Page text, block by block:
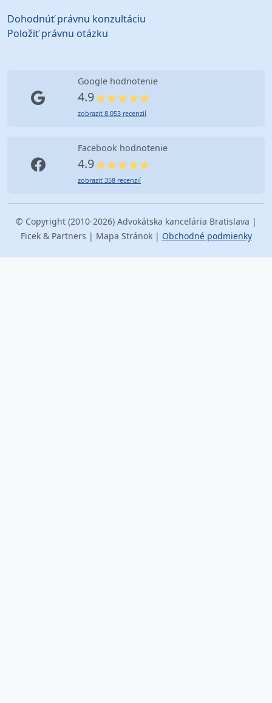
Dohodnúť právnu konzultáciu
Položiť právnu otázku
Google hodnotenie
4.9
zobraziť 8.053 recenzií
Facebook hodnotenie
4.9
zobraziť 358 recenzií
© Copyright (2010-2026) Advokátska kancelária Bratislava |
Ficek & Partners | Mapa Stránok | Obchodné podmienky